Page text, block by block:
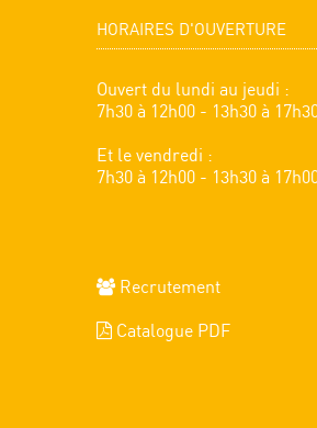
HORAIRES D'OUVERTURE
Ouvert du lundi au jeudi :
7h30 à 12h00 - 13h30 à
Et le vendredi :
7h30 à 12h00 - 13h30 à
Recrutement
Catalogue PDF